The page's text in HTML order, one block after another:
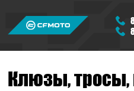
Клюзы, тросы,